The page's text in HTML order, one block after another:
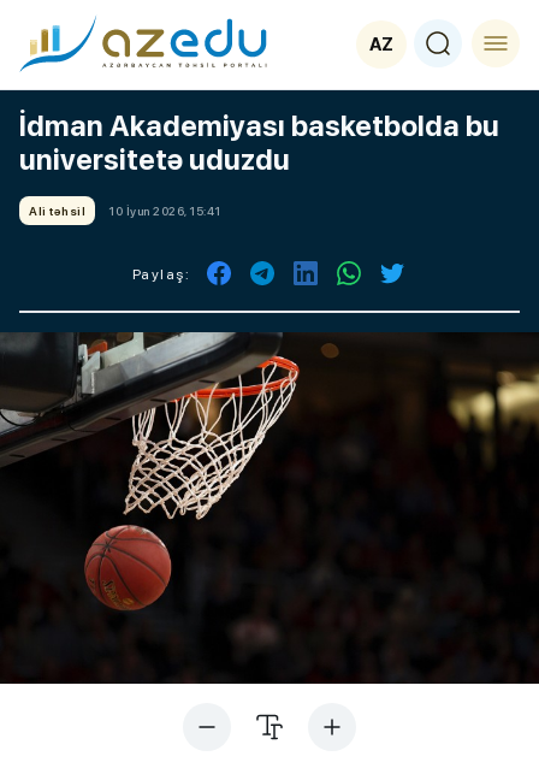
AZ
İdman Akademiyası basketbolda bu
universitetə uduzdu
Ali təhsil 10 İyun 2026, 15:41
Paylaş: